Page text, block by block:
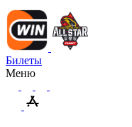
Билеты
Меню